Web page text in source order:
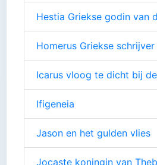
Hestia Griekse godin van
Homerus Griekse
Icarus vloog te dicht bij
Ifigeneia
Jason en het gulden vlies
Jocaste koningin van